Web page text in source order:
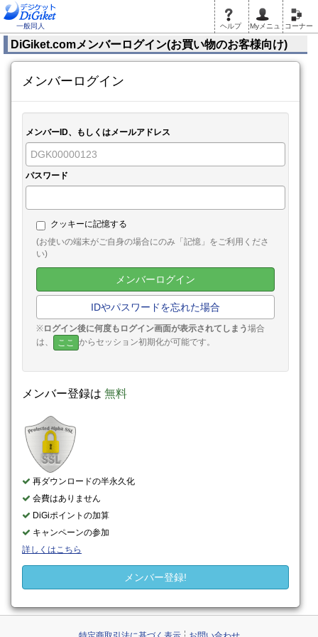
一般同人 ヘルプ Myメニュ コーナー
DiGiket.comメンバーログイン(お買い物のお客様向け)
メンバーログイン
メンバーID、もしくはメールアドレス
パスワード
クッキーに記憶する
(お使いの端末がご自身の場合にのみ「記憶」をご利用くださ
い)
メンバーログイン
IDやパスワードを忘れた場合
※ログイン後に何度もログイン画面が表示されてしまう場合
は、
ここ からセッション初期化が可能です。
メンバー登録は 無料
再ダウンロードの半永久化
会費はありません
DiGiポイントの加算
キャンペーンの参加
詳しくはこちら
メンバー登録!